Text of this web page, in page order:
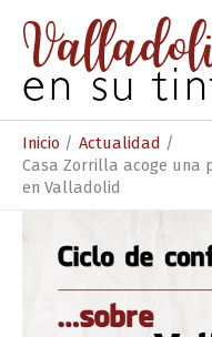
contenido
Inicio
Actualidad
Casa Zorrilla acoge una
en Valladolid